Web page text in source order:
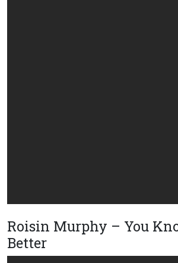
Roisin Murphy – You
Better